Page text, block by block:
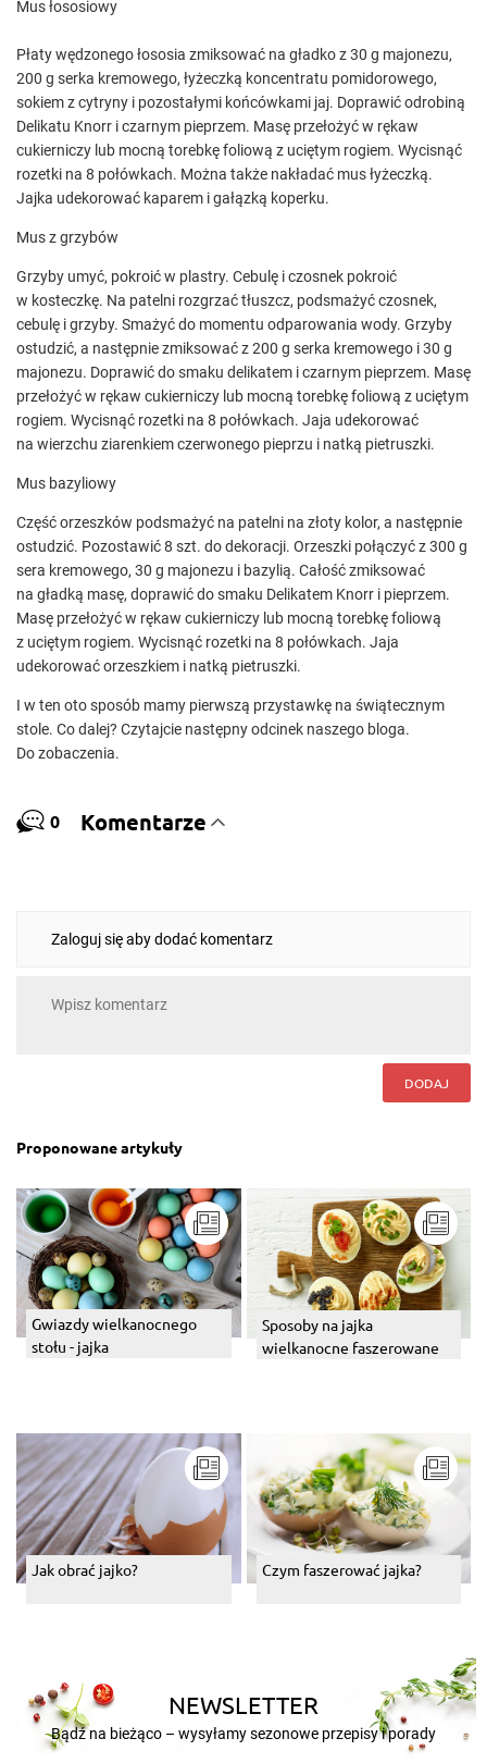
Mus łososiowy
Płaty wędzonego łososia zmiksować na gładko z 30 g majonezu,
200 g serka kremowego, łyżeczką koncentratu pomidorowego,
sokiem z cytryny i pozostałymi końcówkami jaj. Doprawić odrobiną
Delikatu Knorr i czarnym pieprzem. Masę przełożyć w rękaw
cukierniczy lub mocną torebkę foliową z uciętym rogiem. Wycisnąć
rozetki na 8 połówkach. Można także nakładać mus łyżeczką.
Jajka udekorować kaparem i gałązką koperku.
Mus z grzybów
Grzyby umyć, pokroić w plastry. Cebulę i czosnek pokroić
w kosteczkę. Na patelni rozgrzać tłuszcz, podsmażyć czosnek,
cebulę i grzyby. Smażyć do momentu odparowania wody. Grzyby
ostudzić, a następnie zmiksować z 200 g serka kremowego i 30 g
majonezu. Doprawić do smaku delikatem i czarnym pieprzem. Masę
przełożyć w rękaw cukierniczy lub mocną torebkę foliową z uciętym
rogiem. Wycisnąć rozetki na 8 połówkach. Jaja udekorować
na wierzchu ziarenkiem czerwonego pieprzu i natką pietruszki.
Mus bazyliowy
Część orzeszków podsmażyć na patelni na złoty kolor, a następnie
ostudzić. Pozostawić 8 szt. do dekoracji. Orzeszki połączyć z 300 g
sera kremowego, 30 g majonezu i bazylią. Całość zmiksować
na gładką masę, doprawić do smaku Delikatem Knorr i pieprzem.
Masę przełożyć w rękaw cukierniczy lub mocną torebkę foliową
z uciętym rogiem. Wycisnąć rozetki na 8 połówkach. Jaja
udekorować orzeszkiem i natką pietruszki.
I w ten oto sposób mamy pierwszą przystawkę na świątecznym
stole. Co dalej? Czytajcie następny odcinek naszego bloga.
Do zobaczenia.
0 Komentarze
Zaloguj się aby dodać komentarz
DODAJ
Proponowane artykuły
Gwiazdy wielkanocnego
stołu - jajka
Sposoby na jajka
wielkanocne faszerowane
Jak obrać jajko? Czym faszerować jajka?
NEWSLETTER
Bądź na bieżąco – wysyłamy sezonowe przepisy i porady